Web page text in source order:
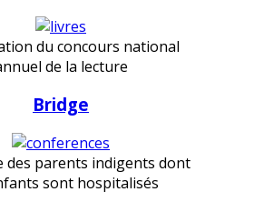
du concours national
de la lecture
Bridge
des parents indigents dont
sont hospitalisés